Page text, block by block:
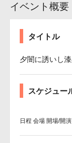
イベント概要
タイトル
夕闇に誘いし
スケジュー
日程 会場開場/開演